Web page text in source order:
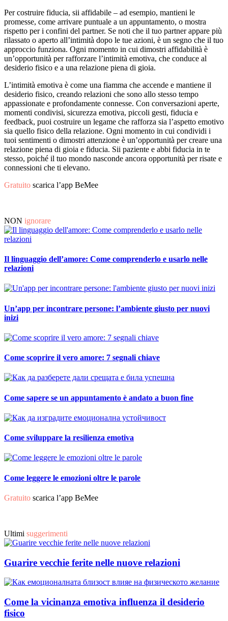
Per costruire fiducia, sii affidabile – ad esempio, mantieni le
promesse, come arrivare puntuale a un appuntamento, o mostra
rispetto per i confini del partner. Se noti che il tuo partner appare più
rilassato o aperto all’intimità dopo le tue azioni, è un segno che il tuo
approccio funziona. Ogni momento in cui dimostri affidabilità è
un’opportunità per rafforzare l’intimità emotiva, che conduce al
desiderio fisico e a una relazione piena di gioia.
L’intimità emotiva è come una fiamma che accende e mantiene il
desiderio fisico, creando relazioni che sono allo stesso tempo
appassionate e profondamente connesse. Con conversazioni aperte,
momenti condivisi, sicurezza emotiva, piccoli gesti, fiducia e
feedback, puoi costruire un legame che rafforza sia l’aspetto emotivo
sia quello fisico della relazione. Ogni momento in cui condividi i
tuoi sentimenti o dimostri attenzione è un’opportunità per creare una
relazione piena di gioia e fiducia. Sii paziente e abbi fiducia in te
stesso, poiché il tuo mondo nasconde ancora opportunità per risate e
connessioni che ti elevano.
Gratuito scarica l’app BeMee
NON ignorare
Il linguaggio dell’amore: Come comprenderlo e usarlo nelle
relazioni
Un’app per incontrare persone: l’ambiente giusto per nuovi
inizi
Come scoprire il vero amore: 7 segnali chiave
Come sapere se un appuntamento è andato a buon fine
Come sviluppare la resilienza emotiva
Come leggere le emozioni oltre le parole
Gratuito scarica l’app BeMee
Ultimi suggerimenti
Guarire vecchie ferite nelle nuove relazioni
Come la vicinanza emotiva influenza il desiderio
fisico